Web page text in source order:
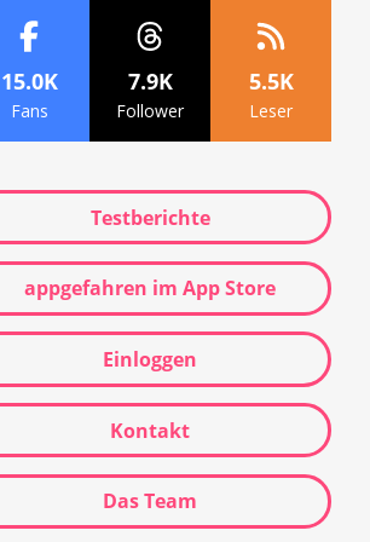
15.0K
Fans
7.9K
Follower
5.5K
Leser
Testberichte
appgefahren im App Store
Einloggen
Kontakt
Das Team